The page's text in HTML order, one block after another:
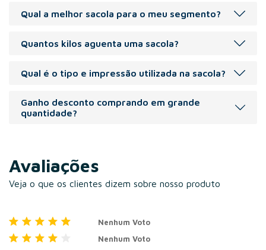
Qual a melhor sacola para o meu segmento?
acessórios, calçados, alimentação, cosméticos.
Quantos kilos aguenta uma sacola?
Qual é o tipo e impressão utilizada na sacola?
menores), flexografia(volumes maiores), carimbo manual
Ganho desconto comprando em grande
quantidade?
nossos descontos.
Avaliações
Veja o que os clientes dizem sobre nosso produto
Nenhum Voto
Nenhum Voto